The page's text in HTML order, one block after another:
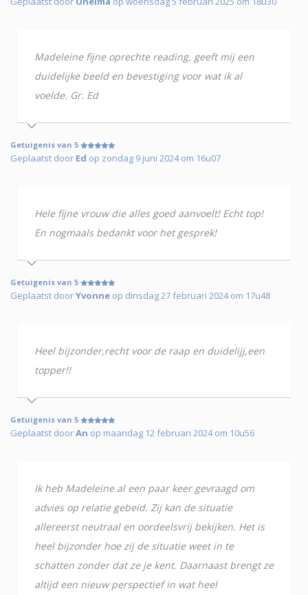
Madeleine fijne oprechte reading, geeft mij een
duidelijke beeld en bevestiging voor wat ik al
voelde. Gr. Ed
Getuigenis van 5
Geplaatst door Ed op zondag 9 juni 2024 om 16u07
Hele fijne vrouw die alles goed aanvoelt! Echt top!
En nogmaals bedankt voor het gesprek!
Getuigenis van 5
Geplaatst doorYvonne op dinsdag 27 februari 2024 om 17u48
Heel bijzonder,recht voor de raap en duidelijj,een
topper!!
Getuigenis van 5
Geplaatst doorAn op maandag 12 februari 2024 om 10u56
Ik heb Madeleine al een paar keer gevraagd om
advies op relatie gebeid. Zij kan de situatie
allereerst neutraal en oordeelsvrij bekijken. Het is
heel bijzonder hoe zij de situatie weet in te
schatten zonder dat ze je kent. Daarnaast brengt ze
altijd een nieuw perspectief in wat heel